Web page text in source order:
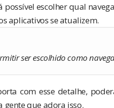
possível escolher qual
aplicativos se atualizem.
ser escolhido como
com esse detalhe,
gente que adora isso.